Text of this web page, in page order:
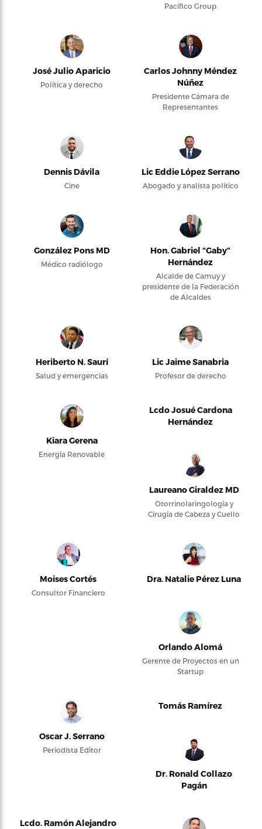
Pacifico Group
José Julio Aparicio
Política y derecho
Carlos Johnny Méndez
Núñez
Presidente Cámara de
Representantes
Dennis Dávila
Cine
Lic Eddie López Serrano
Abogado y analista político
González Pons MD
Médico radiólogo
Hon. Gabriel “Gaby”
Hernández
Alcalde de Camuy y
presidente de la Federación
de Alcaldes
Heriberto N. Saurí
Salud y emergencias
Lic Jaime Sanabria
Profesor de derecho
Kiara Gerena
Energía Renovable
Lcdo Josué Cardona
Hernández
Laureano Giraldez MD
Otorrinolaringología y
Cirugía de Cabeza y Cuello
Moises Cortés
Consultor Financiero
Dra. Natalie Pérez Luna
Orlando Alomá
Gerente de Proyectos en un
Startup
Oscar J. Serrano
Periodista Editor
Tomás Ramírez
Dr. Ronald Collazo
Pagán
Lcdo. Ramón Alejandro